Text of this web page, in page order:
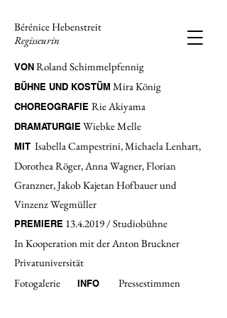
Bérénice Hebenstreit
Regisseurin
VONRoland Schimmelpfennig
BÜHNE UND KOSTÜM Mira König
CHOREOGRAFIE Rie Akiyama
DRAMATURGIE Wiebke Melle
MIT Isabella Campestrini, Michaela Lenhart,
Dorothea Röger, Anna Wagner, Florian
Granzner, Jakob Kajetan Hofbauer und
Vinzenz Wegmüller
PREMIERE 13.4.2019/ Studiobühne
In Kooperation mit der Anton Bruckner
Privatuniversität
Fotogalerie
INFO Pressestimmen